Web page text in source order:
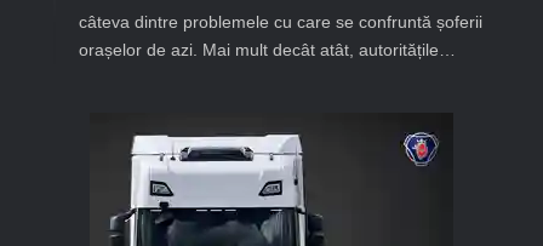
câteva dintre problemele cu care se confruntă șoferii
orașelor de azi. Mai mult decât atât, autoritățile…